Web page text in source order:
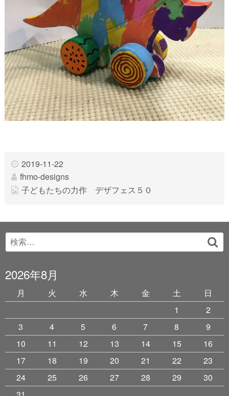
2019-11-22
fhmo-designs
子どもたちの力作 デザフェス５０
Search
for:
2026年8月
月 火 水 木 金 土
日
1
2
3
4 5 6 7 8
9
10
11 12 13 14 15
16
17
18 19 20 21 22
23
24
25 26 27 28 29
30